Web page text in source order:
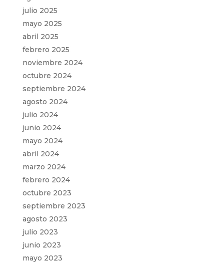
julio 2025
mayo 2025
abril 2025
febrero 2025
noviembre 2024
octubre 2024
septiembre 2024
agosto 2024
julio 2024
junio 2024
mayo 2024
abril 2024
marzo 2024
febrero 2024
octubre 2023
septiembre 2023
agosto 2023
julio 2023
junio 2023
mayo 2023